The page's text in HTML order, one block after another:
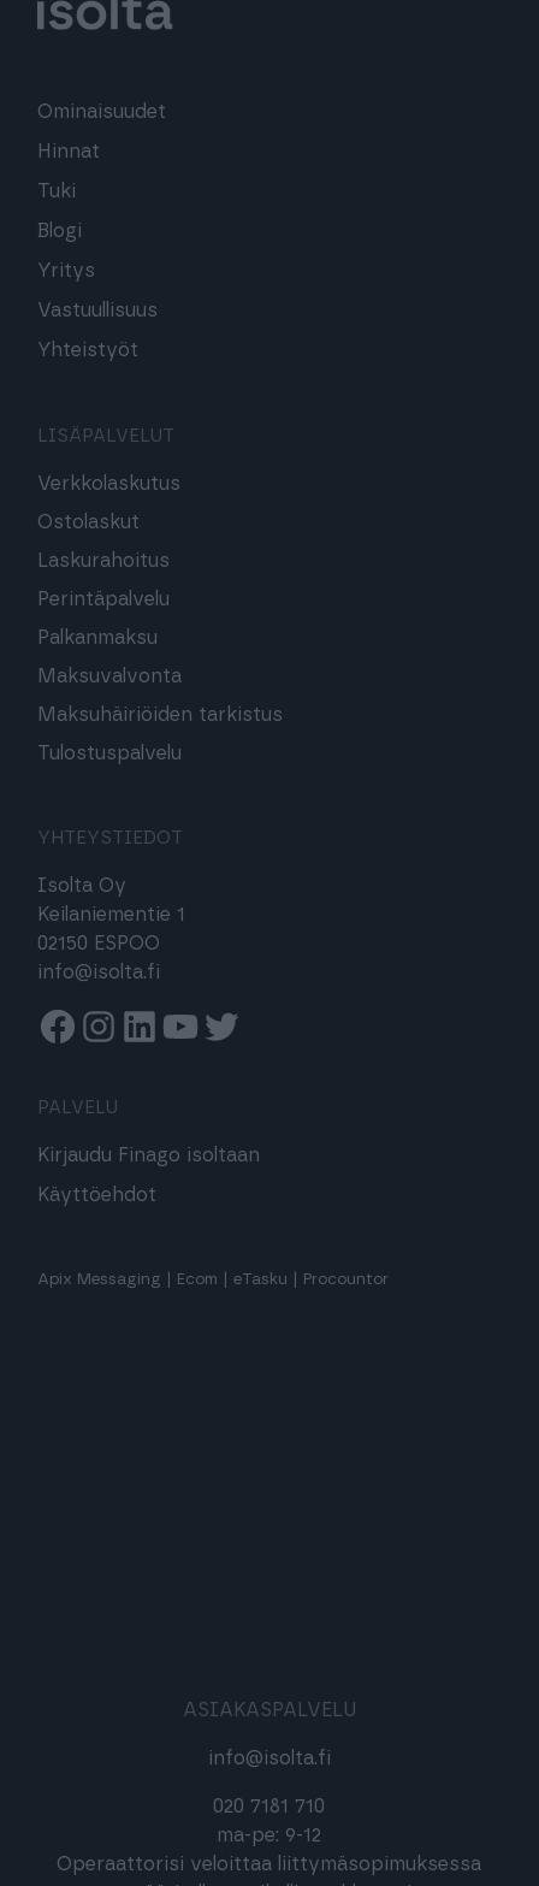
Ominaisuudet
Hinnat
Tuki
Blogi
Yritys
Vastuullisuus
Yhteistyöt
LISÄPALVELUT
Verkkolaskutus
Ostolaskut
Laskurahoitus
Perintäpalvelu
Palkanmaksu
Maksuvalvonta
Maksuhäiriöiden tarkistus
Tulostuspalvelu
YHTEYSTIEDOT
Isolta Oy
Keilaniementie 1
02150 ESPOO
info@isolta.fi
Facebook
Instagram
Linkedin
Youtube
Twitter
PALVELU
Kirjaudu Finago isoltaan
Käyttöehdot
Apix Messaging Ecom eTasku Procountor
ASIAKASPALVELU
info@isolta.fi
020 7181 710
ma-pe: 9-12
Operaattorisi veloittaa liittymäsopimuksessa